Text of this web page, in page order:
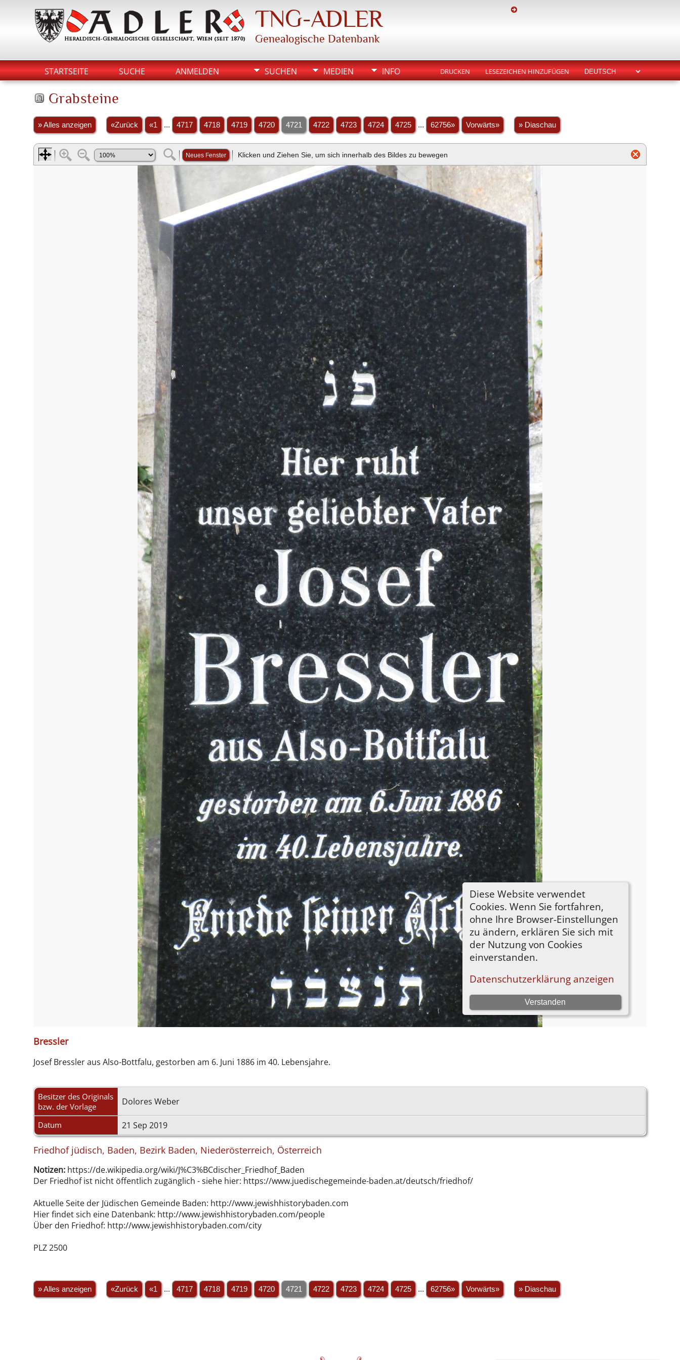
TNG-ADLER
Genealogische Datenbank
STARTSEITE SUCHE ANMELDEN SUCHEN MEDIEN INFO DRUCKEN LESEZEICHEN HINZUFÜGEN
Grabsteine
» Alles anzeigen «Zurück «1 ... 4717 4718 4719 4720 4721 4722 4723 4724 4725 ... 62756» Vorwärts» » Diaschau
Bressler
Josef Bressler aus Also-Bottfalu, gestorben am 6. Juni 1886 im 40. Lebensjahre.
Besitzer des Originals
bzw. der Vorlage
Dolores Weber
Datum 21 Sep 2019
Friedhof jüdisch, Baden, Bezirk Baden, Niederösterreich, Österreich
Notizen: https://de.wikipedia.org/wiki/J%C3%BCdischer_Friedhof_Baden
Der Friedhof ist nicht öffentlich zugänglich - siehe hier: https://www.juedischegemeinde-baden.at/deutsch/friedhof/
Aktuelle Seite der Jüdischen Gemeinde Baden: http://www.jewishhistorybaden.com
Hier findet sich eine Datenbank: http://www.jewishhistorybaden.com/people
Über den Friedhof: http://www.jewishhistorybaden.com/city
PLZ 2500
» Alles anzeigen «Zurück «1 ... 4717 4718 4719 4720 4721 4722 4723 4724 4725 ... 62756» Vorwärts» » Diaschau